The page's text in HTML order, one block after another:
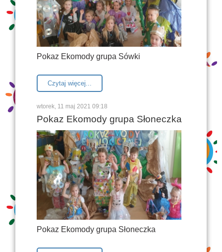
Pokaz Ekomody grupa Sówki
Czytaj więcej...
wtorek, 11 maj 2021 09:18
Pokaz Ekomody grupa Słoneczka
Pokaz Ekomody grupa Słoneczka